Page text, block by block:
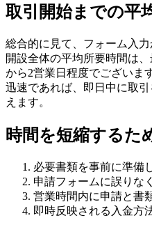
取引開始までの平
総合的に見て、フォーム入
開設全体の平均所要時間は
から2営業日程度でございま
迅速であれば、即日中に取
えます。
時間を短縮するた
必要書類を事前に準備
申請フォームに誤りな
営業時間内に申請と書
即時反映される入金方